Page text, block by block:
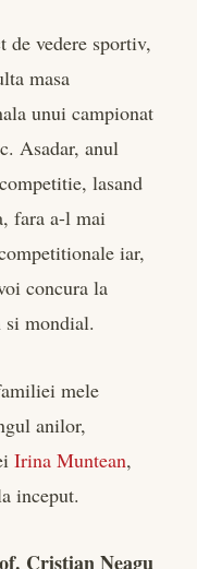
vedere sportiv,
masa
unui campionat
Asadar, anul
lasand
fara a-l mai
iar,
concura la
si mondial.
mele
anilor,
Irina Muntean,
inceput.
Cristian Neagu